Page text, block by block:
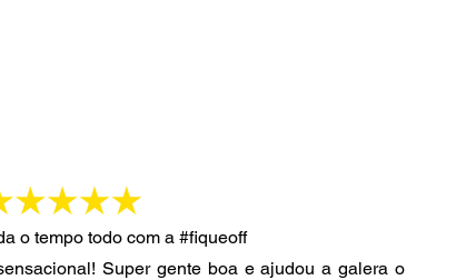
o tempo todo com a #fiqueoff
Super gente boa e ajudou a galera o